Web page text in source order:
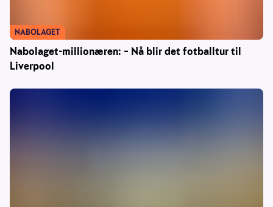
Nabolaget-millionæren: – Nå blir det fotballtur til
Liverpool
NABOLAGET